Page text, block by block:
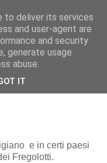
e in certi paesi
Fregolotti.
to deliver its services
and user-agent are
and security
generate usage
abuse.
IT